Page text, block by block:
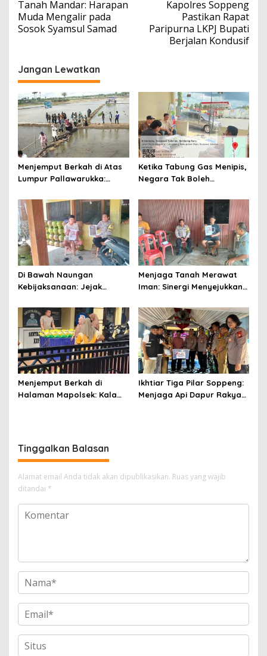
Tanah Mandar: Harapan
Muda Mengalir pada
Sosok Syamsul Samad
Kapolres Soppeng
Pastikan Rapat
Paripurna LKPJ Bupati
Berjalan Kondusif
Jangan Lewatkan
Menjemput Berkah di Atas
Lumpur Pallawarukka:
yang Merawat Kehidupan
Ketika Tabung Gas Menipis,
Negara Tak Boleh
Di Bawah Naungan
Kebijaksanaan: Jejak
Menjaga Amanah dan
Kehangatan
Menjaga Tanah Merawat
Iman: Sinergi Menyejukkan
Soppeng
Menjemput Berkah di
Halaman Mapolsek: Kala
Ikhtiar Tiga Pilar Soppeng:
Menjaga Api Dapur Rakyat
Tinggalkan Balasan
Alamat email Anda tidak akan dipublikasikan. Ruas yang wajib
ditandai *